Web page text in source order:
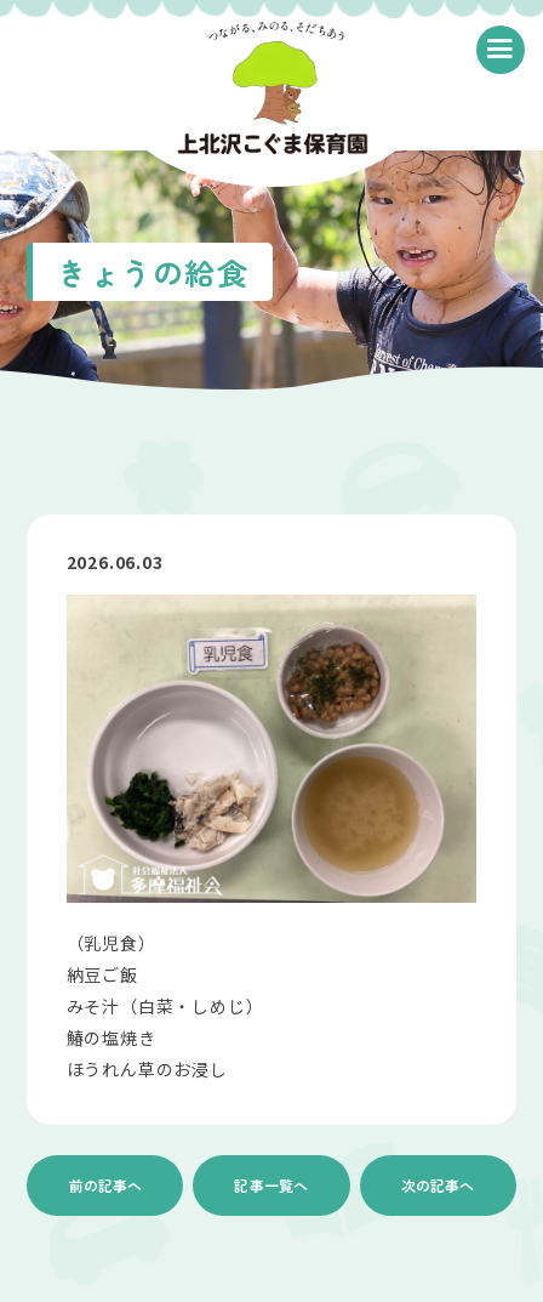
≡
きょうの給食
2026.06.03
（乳児食）
納豆ご飯
みそ汁（白菜・しめじ）
鰆の塩焼き
ほうれん草のお浸し
前の記事へ 記事一覧へ 次の記事へ